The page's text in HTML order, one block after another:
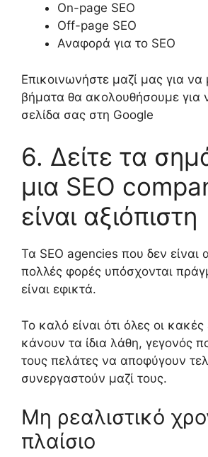
On-page SEO
Off-page SEO
Αναφορά για το SEO
Επικοινωνήστε μαζί μας για να
βήματα θα ακολουθήσουμε για
σελίδα σας στη Google
6. Δείτε τα
μια SEO
είναι αξιόπιστη
Τα SEO agencies που δεν είναι
πολλές φορές υπόσχονται
είναι εφικτά.
Το καλό είναι ότι όλες οι κακές
κάνουν τα ίδια λάθη, γεγονός
τους πελάτες να αποφύγουν
συνεργαστούν μαζί τους.
Μη ρεαλιστικό
πλαίσιο